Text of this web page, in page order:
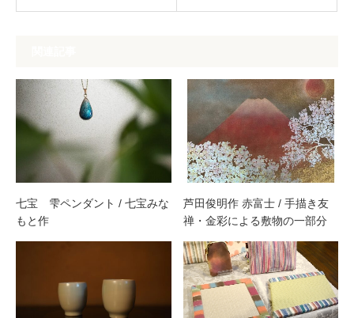
七宝 雫ペンダント / 七宝みな
もと作
芦田俊明作 赤富士 / 手描き友
禅・金彩による敷物の一部分